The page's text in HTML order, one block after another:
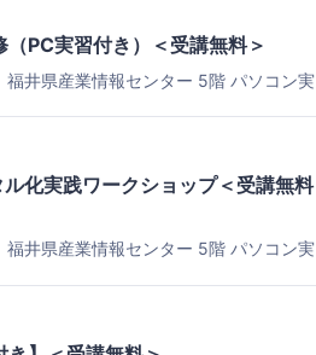
PC実習付き）＜受講無料＞
福井県産業情報センター 5階 パソコン実
化実践ワークショップ＜受講無料
福井県産業情報センター 5階 パソコン実